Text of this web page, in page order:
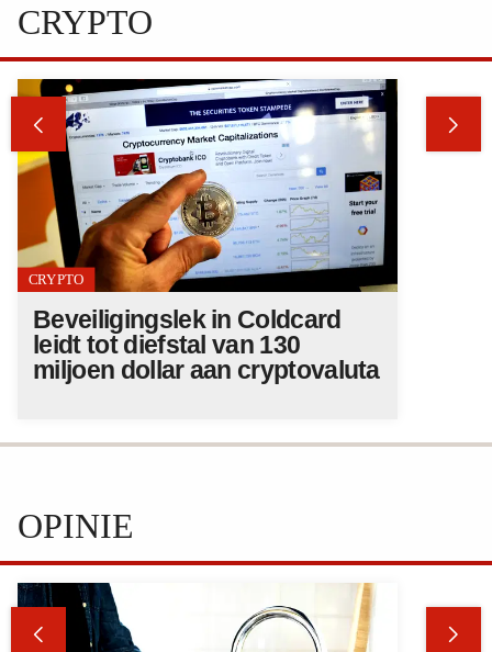
CRYPTO
 
CRYPTO
Beveiligingslek in Coldcard
leidt tot diefstal van 130
miljoen dollar aan cryptovaluta
OPINIE
 